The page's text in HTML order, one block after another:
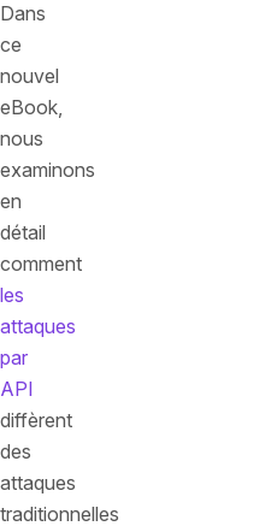
Dans
ce
nouvel
eBook,
nous
examinons
en
détail
comment
les
attaques
par
API
diffèrent
des
attaques
traditionnelles